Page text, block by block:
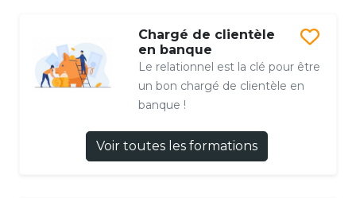
Chargé de clientèle
en banque
Le relationnel est la clé pour être
un bon chargé de clientèle en
banque !
Voir toutes les formations